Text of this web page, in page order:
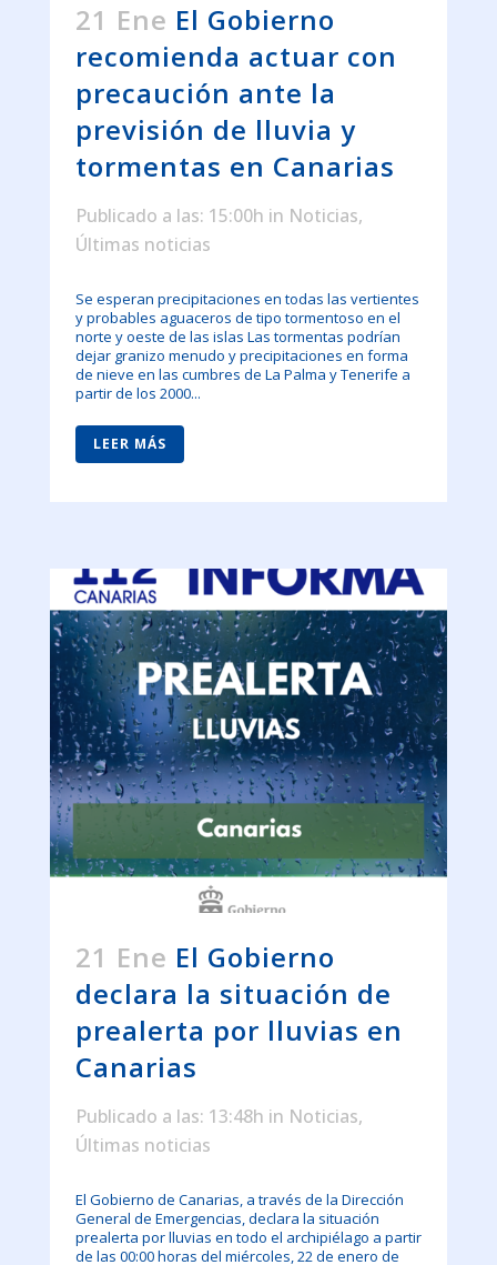
21 Ene El Gobierno
recomienda actuar con
precaución ante la
previsión de lluvia y
tormentas en Canarias
Publicado a las: 15:00h in Noticias,
Últimas noticias
Se esperan precipitaciones en todas las vertientes
y probables aguaceros de tipo tormentoso en el
norte y oeste de las islas Las tormentas podrían
dejar granizo menudo y precipitaciones en forma
de nieve en las cumbres de La Palma y Tenerife a
partir de los 2000...
LEER MÁS
21 Ene El Gobierno
declara la situación de
prealerta por lluvias en
Canarias
Publicado a las: 13:48h in Noticias,
Últimas noticias
El Gobierno de Canarias, a través de la Dirección
General de Emergencias, declara la situación
prealerta por lluvias en todo el archipiélago a partir
de las 00:00 horas del miércoles, 22 de enero de